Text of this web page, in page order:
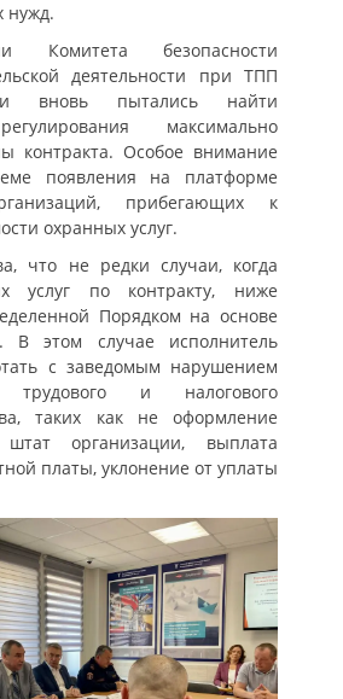
нужд.
Комитета безопасности
деятельности при ТПП
вновь пытались найти
максимально
контракта. Особое внимание
появления на платформе
прибегающих к
охранных услуг.
что не редки случаи, когда
услуг по контракту, ниже
Порядком на основе
этом случае исполнитель
с заведомым нарушением
трудового и налогового
таких как не оформление
организации, выплата
платы, уклонение от уплаты